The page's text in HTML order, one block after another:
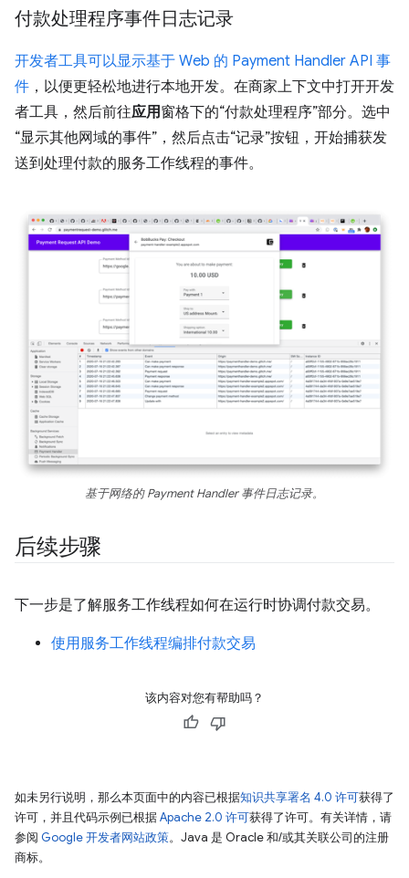
付款处理程序事件日志记录
开发者工具可以显示基于 Web 的 Payment Handler API 事
件 ，以便更轻松地进行本地开发。在商家上下文中打开开发
者工具，然后前往应用窗格下的“付款处理程序”部分。选中
“显示其他网域的事件”，然后点击“记录”按钮，开始捕获发
送到处理付款的服务工作线程的事件。
基于网络的 Payment Handler 事件日志记录。
后续步骤
下一步是了解服务工作线程如何在运行时协调付款交易。
使用服务工作线程编排付款交易
该内容对您有帮助吗？
如未另行说明，那么本页面中的内容已根据知识共享署名 4.0 许可获得了
许可，并且代码示例已根据Apache 2.0 许可获得了许可。有关详情，请
参阅 Google 开发者网站政策。Java 是 Oracle 和/或其关联公司的注册
商标。